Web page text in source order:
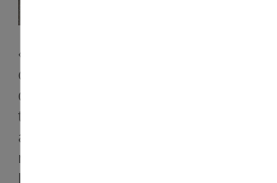
« 7 bénévoles ont travaillé sur la
char. Mais nous avons aussi
dont des papillons géants pour
tambours et la troupe de zumba lors du
avons aussi créé 8 costumes pour des
mobilité réduite. Pour nous, le Carnaval